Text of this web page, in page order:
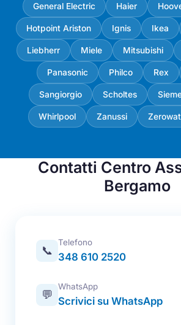
General Electric Haier
Hotpoint Ariston Ignis Ikea
Liebherr Miele Mitsubishi
Panasonic Philco Rex
Sangiorgio Scholtes
Whirlpool Zanussi
Contatti Centro
Bergamo
📞
Telefono
348 610 2520
💬
WhatsApp
Scrivici su WhatsApp